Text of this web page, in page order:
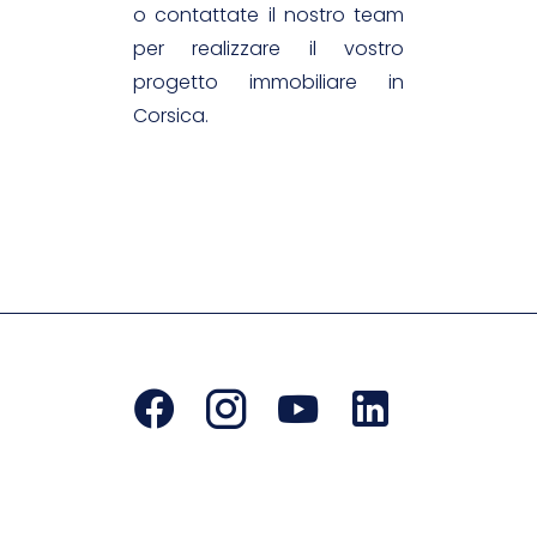
o contattate il nostro team
per realizzare il vostro
progetto immobiliare in
Corsica.